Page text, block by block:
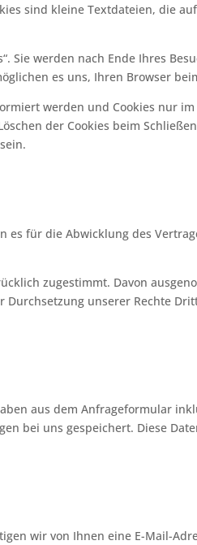
sind kleine Textdateien, die
Sie werden nach Ende Ihres
es uns, Ihren Browser
werden und Cookies nur
der Cookies beim
für die Abwicklung des
zugestimmt. Davon
unserer Rechte
aus dem Anfrageformular
bei uns gespeichert. Diese
wir von Ihnen eine E-Mail-